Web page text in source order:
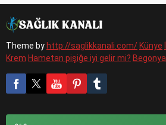
Theme by http://saglikkanali.com/ Künye
Krem Hametan pişiğe iyi gelir mi? Begonya